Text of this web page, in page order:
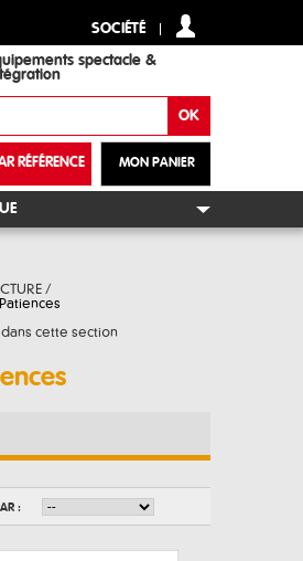
SOCIÉTÉ
spectacle &
MON PANIER
RÉFÉRENCE
+
/
Patiences
cette section
: